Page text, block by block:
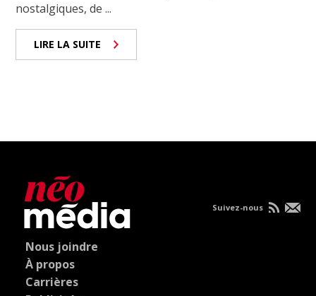
nostalgiques, de ...
LIRE LA SUITE
Nous joindre
À propos
Carrières
Suivez-nous